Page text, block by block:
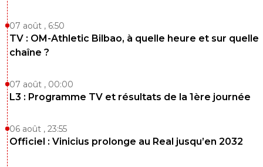
07 août , 6:50
TV : OM-Athletic Bilbao, à quelle heure et sur quelle
chaîne ?
07 août , 00:00
L3 : Programme TV et résultats de la 1ère journée
06 août , 23:55
Officiel : Vinicius prolonge au Real jusqu’en 2032